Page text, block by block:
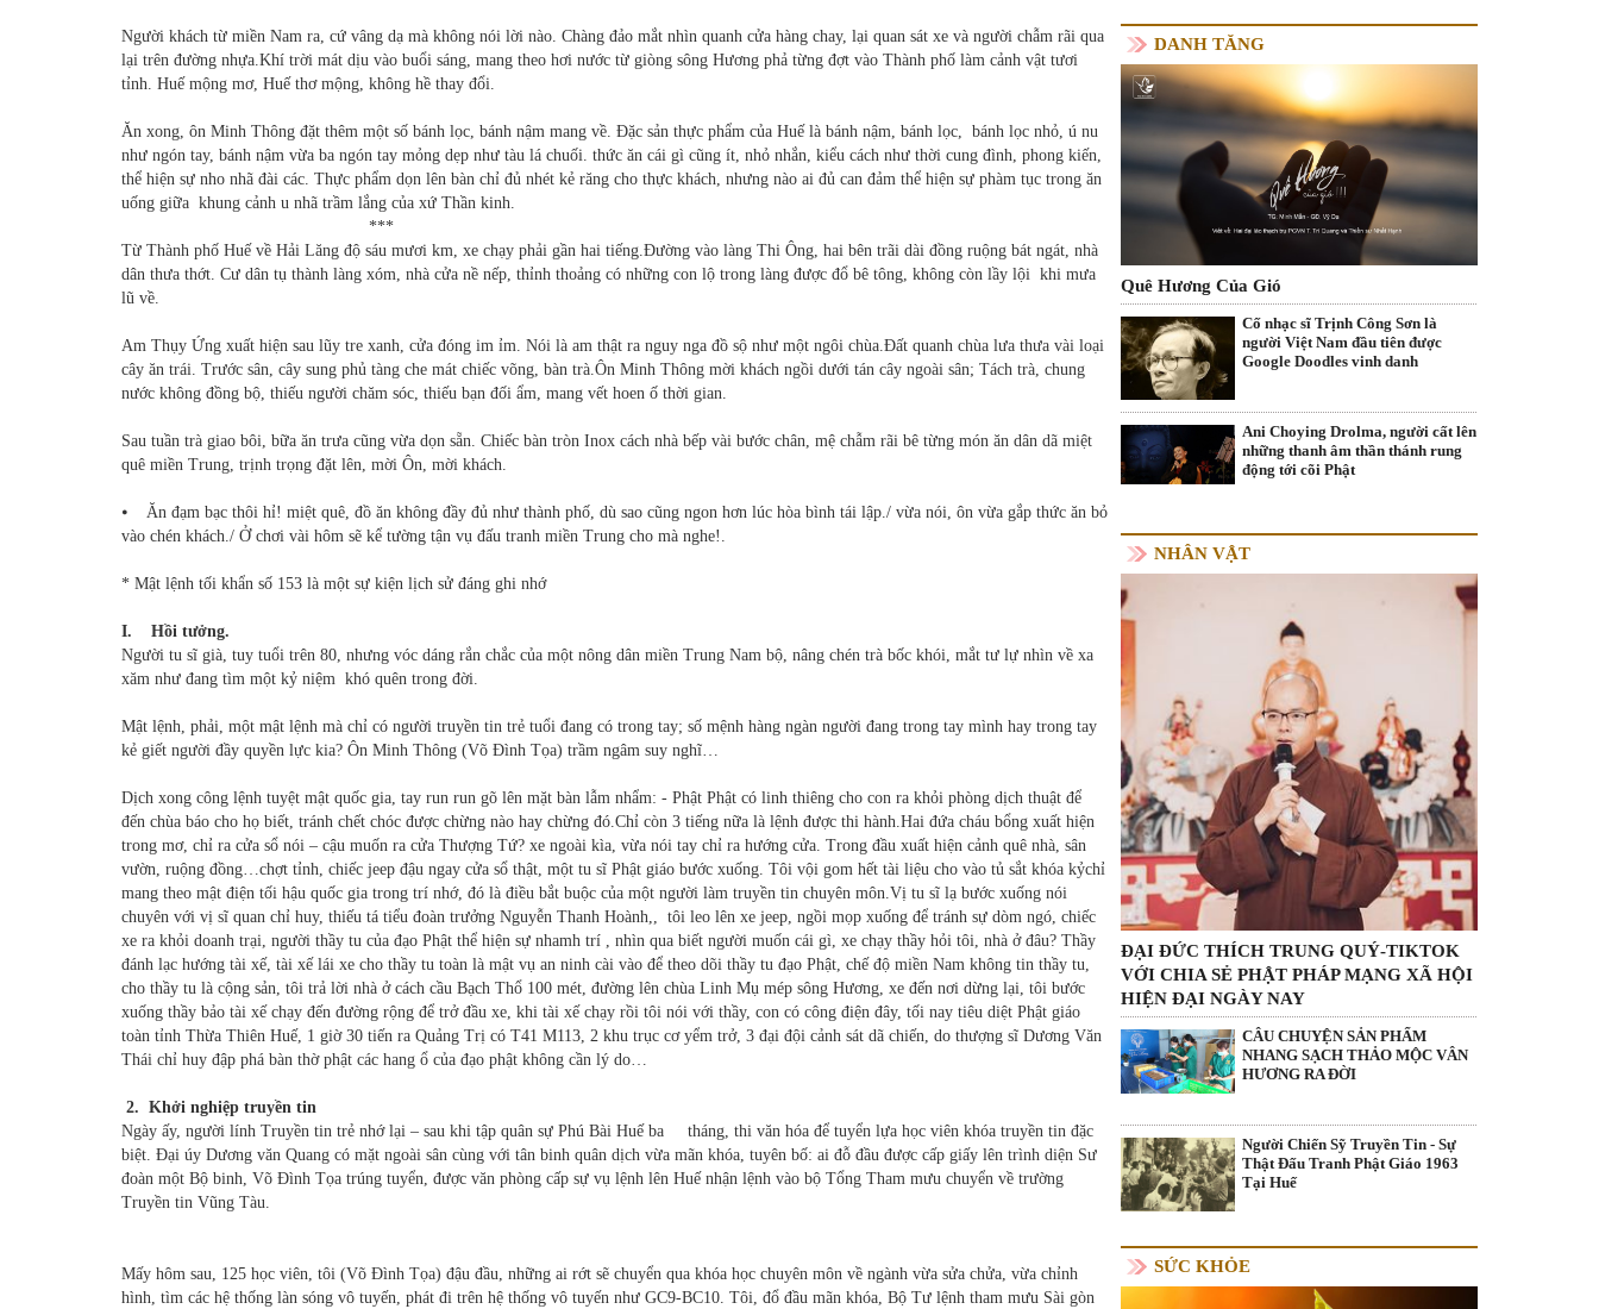
Người khách từ miền Nam ra, cứ vâng dạ mà không nói lời nào. Chàng đảo mắt nhìn quanh cửa hàng chay, lại quan sát xe và người chẫm rãi qua
lại trên đường nhựa.Khí trời mát dịu vào buổi sáng, mang theo hơi nước từ giòng sông Hương phả từng đợt vào Thành phố làm cảnh vật tươi
tỉnh. Huế mộng mơ, Huế thơ mộng, không hề thay đổi.
Ăn xong, ôn Minh Thông đặt thêm một số bánh lọc, bánh nậm mang về. Đặc sản thực phẩm của Huế là bánh nậm, bánh lọc, bánh lọc nhỏ, ú nu
như ngón tay, bánh nậm vừa ba ngón tay mỏng dẹp như tàu lá chuối. thức ăn cái gì cũng ít, nhỏ nhắn, kiểu cách như thời cung đình, phong kiến,
thể hiện sự nho nhã đài các. Thực phẩm dọn lên bàn chỉ đủ nhét kẻ răng cho thực khách, nhưng nào ai đủ can đảm thể hiện sự phàm tục trong ăn
uống giữa khung cảnh u nhã trầm lắng của xứ Thần kinh.
***
Từ Thành phố Huế về Hải Lăng độ sáu mươi km, xe chạy phải gần hai tiếng.Đường vào làng Thi Ông, hai bên trãi dài đồng ruộng bát ngát, nhà
dân thưa thớt. Cư dân tụ thành làng xóm, nhà cửa nề nếp, thỉnh thoảng có những con lộ trong làng được đổ bê tông, không còn lầy lội khi mưa
lũ về.
Am Thụy Ứng xuất hiện sau lũy tre xanh, cửa đóng im ỉm. Nói là am thật ra nguy nga đồ sộ như một ngôi chùa.Đất quanh chùa lưa thưa vài loại
cây ăn trái. Trước sân, cây sung phủ tàng che mát chiếc võng, bàn trà.Ôn Minh Thông mời khách ngồi dưới tán cây ngoài sân; Tách trà, chung
nước không đồng bộ, thiếu người chăm sóc, thiếu bạn đối ẩm, mang vết hoen ố thời gian.
Sau tuần trà giao bôi, bữa ăn trưa cũng vừa dọn sẵn. Chiếc bàn tròn Inox cách nhà bếp vài bước chân, mệ chẫm rãi bê từng món ăn dân dã miệt
quê miền Trung, trịnh trọng đặt lên, mời Ôn, mời khách.
⦁ Ăn đạm bạc thôi hỉ! miệt quê, đồ ăn không đầy đủ như thành phố, dù sao cũng ngon hơn lúc hòa bình tái lập./ vừa nói, ôn vừa gắp thức ăn bỏ
vào chén khách./ Ở chơi vài hôm sẽ kể tường tận vụ đấu tranh miền Trung cho mà nghe!.
* Mật lệnh tối khẩn số 153 là một sự kiện lịch sử đáng ghi nhớ
I. Hồi tưởng.
Người tu sĩ già, tuy tuổi trên 80, nhưng vóc dáng rắn chắc của một nông dân miền Trung Nam bộ, nâng chén trà bốc khói, mắt tư lự nhìn về xa
xăm như đang tìm một kỷ niệm khó quên trong đời.
Mật lệnh, phải, một mật lệnh mà chỉ có người truyền tin trẻ tuổi đang có trong tay; số mệnh hàng ngàn người đang trong tay mình hay trong tay
kẻ giết người đầy quyền lực kia? Ôn Minh Thông (Võ Đình Tọa) trầm ngâm suy nghĩ…
Dịch xong công lệnh tuyệt mật quốc gia, tay run run gõ lên mặt bàn lẫm nhẩm: - Phật Phật có linh thiêng cho con ra khỏi phòng dịch thuật để
đến chùa báo cho họ biết, tránh chết chóc được chừng nào hay chừng đó.Chỉ còn 3 tiếng nữa là lệnh được thi hành.Hai đứa cháu bổng xuất hiện
trong mơ, chỉ ra cửa sổ nói – cậu muốn ra cửa Thượng Tứ? xe ngoài kìa, vừa nói tay chỉ ra hướng cửa. Trong đầu xuất hiện cảnh quê nhà, sân
vườn, ruộng đồng…chợt tỉnh, chiếc jeep đậu ngay cửa sổ thật, một tu sĩ Phật giáo bước xuống. Tôi vội gom hết tài liệu cho vào tủ sắt khóa kỷchỉ
mang theo mật điện tối hậu quốc gia trong trí nhớ, đó là điều bắt buộc của một người làm truyền tin chuyên môn.Vị tu sĩ lạ bước xuống nói
chuyên với vị sĩ quan chỉ huy, thiếu tá tiểu đoàn trưởng Nguyễn Thanh Hoành,, tôi leo lên xe jeep, ngồi mọp xuống để tránh sự dòm ngó, chiếc
xe ra khỏi doanh trại, người thầy tu của đạo Phật thể hiện sự nhamh trí , nhìn qua biết người muốn cái gì, xe chạy thầy hỏi tôi, nhà ở đâu? Thầy
đánh lạc hướng tài xế, tài xế lái xe cho thầy tu toàn là mật vụ an ninh cài vào để theo dõi thầy tu đạo Phật, chế độ miền Nam không tin thầy tu,
cho thầy tu là cộng sản, tôi trả lời nhà ở cách cầu Bạch Thổ 100 mét, đường lên chùa Linh Mụ mép sông Hương, xe đến nơi dừng lại, tôi bước
xuống thầy bảo tài xế chạy đến đường rộng để trở đầu xe, khi tài xế chạy rồi tôi nói với thầy, con có công điện đây, tối nay tiêu diệt Phật giáo
toàn tỉnh Thừa Thiên Huế, 1 giờ 30 tiến ra Quảng Trị có T41 M113, 2 khu trục cơ yểm trở, 3 đại đội cảnh sát dã chiến, do thượng sĩ Dương Văn
Thái chỉ huy đập phá bàn thờ phật các hang ổ của đạo phật không cần lý do…
2. Khởi nghiệp truyền tin
Ngày ấy, người lính Truyền tin trẻ nhớ lại – sau khi tập quân sự Phú Bài Huế ba tháng, thi văn hóa để tuyển lựa học viên khóa truyền tin đặc
biệt. Đại úy Dương văn Quang có mặt ngoài sân cùng với tân binh quân dịch vừa mãn khóa, tuyên bố: ai đỗ đầu được cấp giấy lên trình diện Sư
đoàn một Bộ binh, Võ Đình Tọa trúng tuyển, được văn phòng cấp sự vụ lệnh lên Huế nhận lệnh vào bộ Tổng Tham mưu chuyển về trường
Truyền tin Vũng Tàu.
Mấy hôm sau, 125 học viên, tôi (Võ Đình Tọa) đậu đầu, những ai rớt sẽ chuyển qua khóa học chuyên môn về ngành vừa sửa chửa, vừa chỉnh
hình, tìm các hệ thống làn sóng vô tuyến, phát đi trên hệ thống vô tuyến như GC9-BC10. Tôi, đổ đầu mãn khóa, Bộ Tư lệnh tham mưu Sài gòn
DANH TĂNG
Quê Hương Của Gió
Cố nhạc sĩ Trịnh Công Sơn là
người Việt Nam đầu tiên được
Google Doodles vinh danh
Ani Choying Drolma, người cất lên
những thanh âm thần thánh rung
động tới cõi Phật
NHÂN VẬT
ĐẠI ĐỨC THÍCH TRUNG QUÝ-TIKTOK
VỚI CHIA SẺ PHẬT PHÁP MẠNG XÃ HỘI
HIỆN ĐẠI NGÀY NAY
CÂU CHUYỆN SẢN PHẨM
NHANG SẠCH THẢO MỘC VÂN
HƯƠNG RA ĐỜI
Người Chiến Sỹ Truyền Tin - Sự
Thật Đấu Tranh Phật Giáo 1963
Tại Huế
SỨC KHỎE